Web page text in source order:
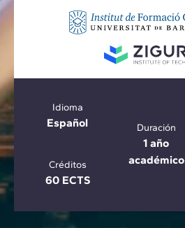
Idioma
Español Duración
1 año
académico
Créditos
60 ECTS